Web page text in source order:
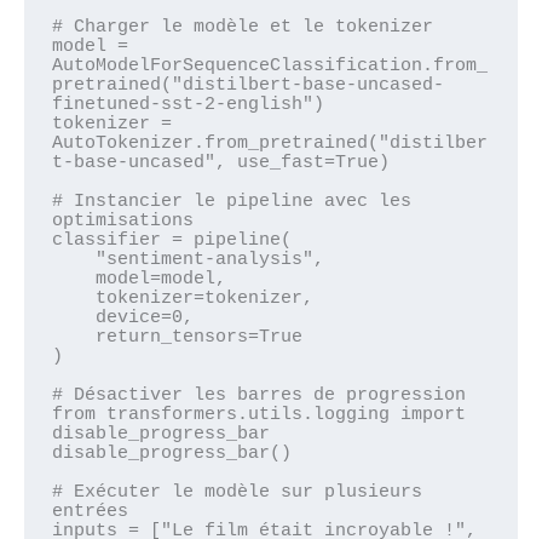
# Charger le modèle et le tokenizer
model =
AutoModelForSequenceClassification.from_
pretrained("distilbert-base-uncased-
finetuned-sst-2-english")
tokenizer =
AutoTokenizer.from_pretrained("distilber
t-base-uncased", use_fast=True)
# Instancier le pipeline avec les
optimisations
classifier = pipeline(
    model=model,
)
# Désactiver les barres de progression
from transformers.utils.logging import
disable_progress_bar
disable_progress_bar()
# Exécuter le modèle sur plusieurs
entrées
inputs = ["Le film était incroyable !",